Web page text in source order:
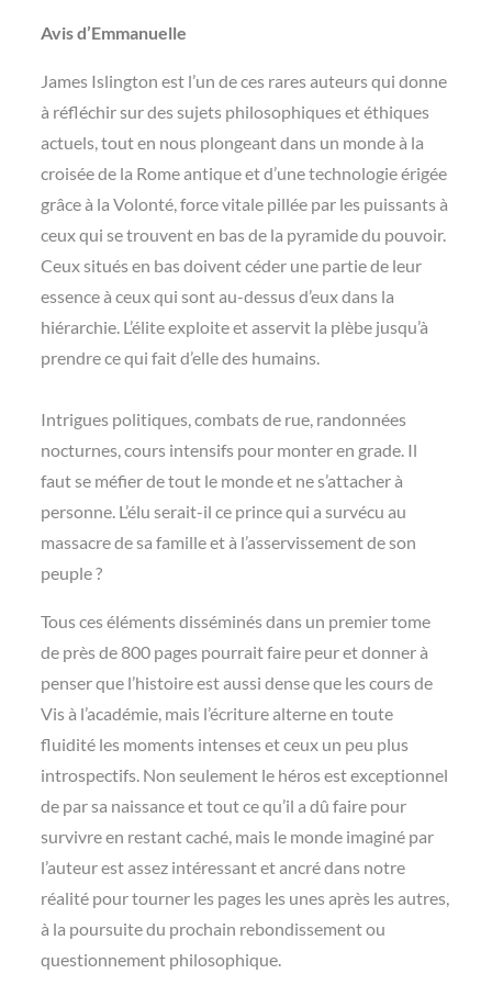
Avis d’Emmanuelle
James Islington est l’un de ces rares auteurs qui donne
à réfléchir sur des sujets philosophiques et éthiques
actuels, tout en nous plongeant dans un monde à la
croisée de la Rome antique et d’une technologie érigée
grâce à la Volonté, force vitale pillée par les puissants à
ceux qui se trouvent en bas de la pyramide du pouvoir.
Ceux situés en bas doivent céder une partie de leur
essence à ceux qui sont au-dessus d’eux dans la
hiérarchie. L’élite exploite et asservit la plèbe jusqu’à
prendre ce qui fait d’elle des humains.
Intrigues politiques, combats de rue, randonnées
nocturnes, cours intensifs pour monter en grade. Il
faut se méfier de tout le monde et ne s’attacher à
personne. L’élu serait-il ce prince qui a survécu au
massacre de sa famille et à l’asservissement de son
peuple ?
Tous ces éléments disséminés dans un premier tome
de près de 800 pages pourrait faire peur et donner à
penser que l’histoire est aussi dense que les cours de
Vis à l’académie, mais l’écriture alterne en toute
fluidité les moments intenses et ceux un peu plus
introspectifs. Non seulement le héros est exceptionnel
de par sa naissance et tout ce qu’il a dû faire pour
survivre en restant caché, mais le monde imaginé par
l’auteur est assez intéressant et ancré dans notre
réalité pour tourner les pages les unes après les autres,
à la poursuite du prochain rebondissement ou
questionnement philosophique.